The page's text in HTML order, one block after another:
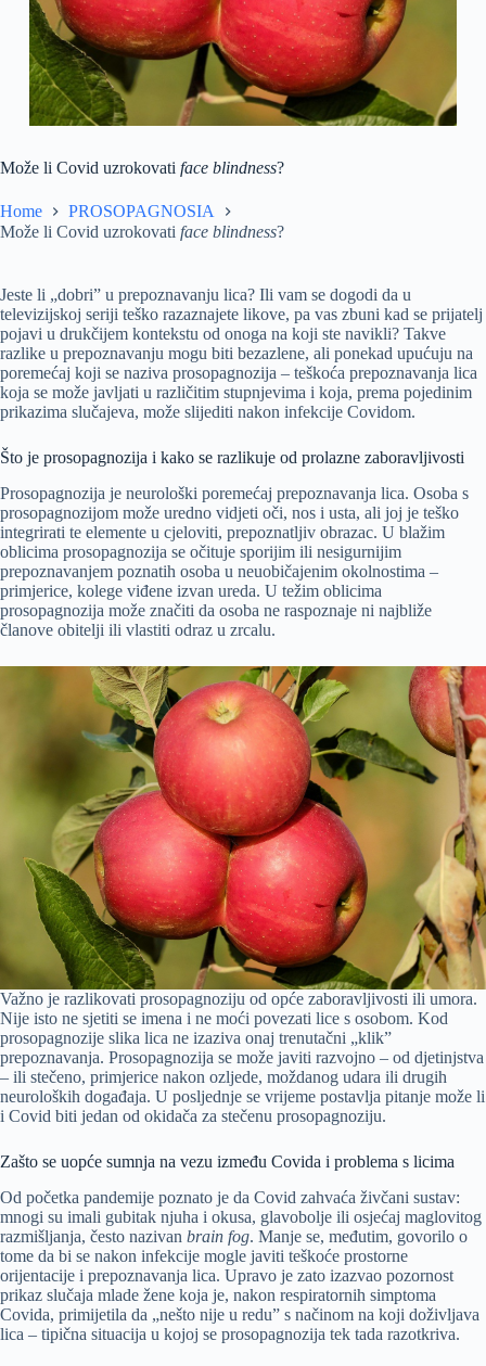
Može li Covid uzrokovati face blindness?
Home
PROSOPAGNOSIA
Može li Covid uzrokovati face blindness?
Jeste li „dobri” u prepoznavanju lica? Ili vam se dogodi da u
televizijskoj seriji teško razaznajete likove, pa vas zbuni kad se prijatelj
pojavi u drukčijem kontekstu od onoga na koji ste navikli? Takve
razlike u prepoznavanju mogu biti bezazlene, ali ponekad upućuju na
poremećaj koji se naziva prosopagnozija – teškoća prepoznavanja lica
koja se može javljati u različitim stupnjevima i koja, prema pojedinim
prikazima slučajeva, može slijediti nakon infekcije Covidom.
Što je prosopagnozija i kako se razlikuje od prolazne zaboravljivosti
Prosopagnozija je neurološki poremećaj prepoznavanja lica. Osoba s
prosopagnozijom može uredno vidjeti oči, nos i usta, ali joj je teško
integrirati te elemente u cjeloviti, prepoznatljiv obrazac. U blažim
oblicima prosopagnozija se očituje sporijim ili nesigurnijim
prepoznavanjem poznatih osoba u neuobičajenim okolnostima –
primjerice, kolege viđene izvan ureda. U težim oblicima
prosopagnozija može značiti da osoba ne raspoznaje ni najbliže
članove obitelji ili vlastiti odraz u zrcalu.
Važno je razlikovati prosopagnoziju od opće zaboravljivosti ili umora.
Nije isto ne sjetiti se imena i ne moći povezati lice s osobom. Kod
prosopagnozije slika lica ne izaziva onaj trenutačni „klik”
prepoznavanja. Prosopagnozija se može javiti razvojno – od djetinjstva
– ili stečeno, primjerice nakon ozljede, moždanog udara ili drugih
neuroloških događaja. U posljednje se vrijeme postavlja pitanje može li
i Covid biti jedan od okidača za stečenu prosopagnoziju.
Zašto se uopće sumnja na vezu između Covida i problema s licima
Od početka pandemije poznato je da Covid zahvaća živčani sustav:
mnogi su imali gubitak njuha i okusa, glavobolje ili osjećaj maglovitog
razmišljanja, često nazivan brain fog. Manje se, međutim, govorilo o
tome da bi se nakon infekcije mogle javiti teškoće prostorne
orijentacije i prepoznavanja lica. Upravo je zato izazvao pozornost
prikaz slučaja mlade žene koja je, nakon respiratornih simptoma
Covida, primijetila da „nešto nije u redu” s načinom na koji doživljava
lica – tipična situacija u kojoj se prosopagnozija tek tada razotkriva.